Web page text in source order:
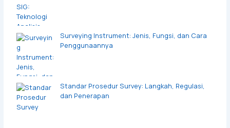
Surveying Instrument: Jenis, Fungsi, dan Cara
Penggunaannya
Standar Prosedur Survey: Langkah, Regulasi,
dan Penerapan